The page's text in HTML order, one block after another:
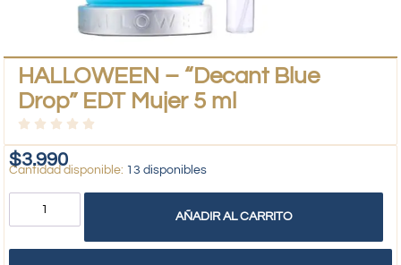
HALLOWEEN – “Decant Blue
Drop” EDT Mujer 5 ml
$3.990 13 disponibles
AÑADIR AL CARRITO